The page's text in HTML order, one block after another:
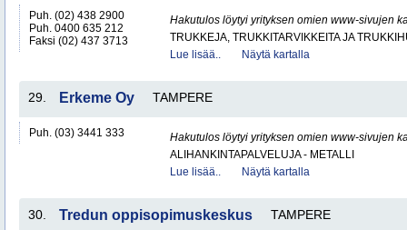
Puh. (02) 438 2900
Puh. 0400 635 212
Faksi (02) 437 3713
Hakutulos löytyi yrityksen omien www-sivujen
TRUKKEJA, TRUKKITARVIKKEITA JA
Lue lisää..
Näytä kartalla
29. Erkeme Oy TAMPERE
Puh. (03) 3441 333
Hakutulos löytyi yrityksen omien www-sivujen
ALIHANKINTAPALVELUJA - METALLI
Lue lisää..
Näytä kartalla
30. Tredun oppisopimuskeskus TAMPERE